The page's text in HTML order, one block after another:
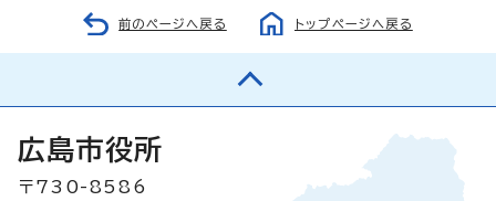
前のページへ戻る トップページへ戻る
広島市役所
〒730-8586